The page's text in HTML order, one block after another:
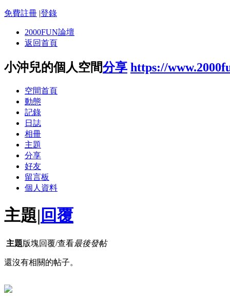
免費註冊 |登錄
2000FUN論壇
返回首頁
小沖兒的個人空間分享 https://
空間首頁
動態
記錄
日誌
相冊
主題
分享
好友
留言板
個人資料
主題| 回覆
主題版塊回覆/查看最後發帖
還沒有相關的帖子。